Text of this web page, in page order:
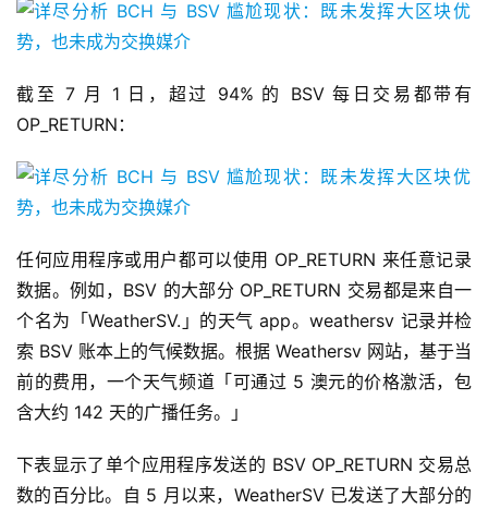
截至 7 月 1 日，超过 94% 的 BSV 每日交易都带有
OP_RETURN：
任何应用程序或用户都可以使用 OP_RETURN 来任意记录
数据。例如，BSV 的大部分 OP_RETURN 交易都是来自一
个名为「WeatherSV.」的天气 app。weathersv 记录并检
索 BSV 账本上的气候数据。根据 Weathersv 网站，基于当
前的费用，一个天气频道「可通过 5 澳元的价格激活，包
含大约 142 天的广播任务。」
下表显示了单个应用程序发送的 BSV OP_RETURN 交易总
数的百分比。自 5 月以来，WeatherSV 已发送了大部分的